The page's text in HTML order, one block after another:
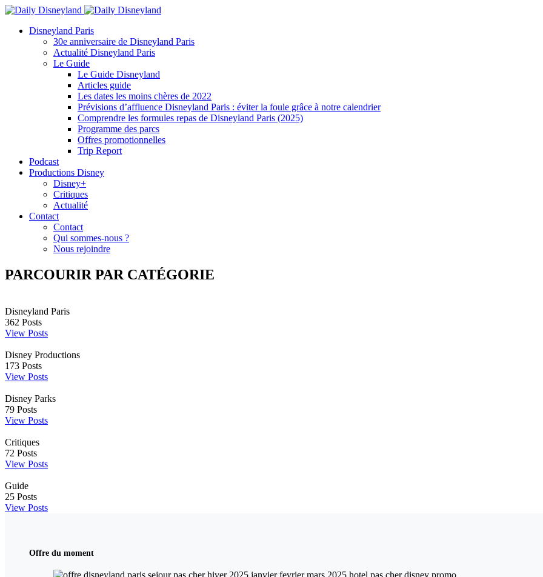
Disneyland Paris
30e anniversaire de Disneyland Paris
Actualité Disneyland Paris
Le Guide
Le Guide Disneyland
Articles guide
Les dates les moins chères de 2022
Prévisions d’affluence Disneyland Paris : éviter la foule grâce à notre calendrier
Comprendre les formules repas de Disneyland Paris (2025)
Programme des parcs
Offres promotionnelles
Trip Report
Podcast
Productions Disney
Disney+
Critiques
Actualité
Contact
Contact
Qui sommes-nous ?
Nous rejoindre
PARCOURIR PAR CATÉGORIE
Disneyland Paris
362 Posts
View Posts
Disney Productions
173 Posts
View Posts
Disney Parks
79 Posts
View Posts
Critiques
72 Posts
View Posts
Guide
25 Posts
View Posts
Offre du moment